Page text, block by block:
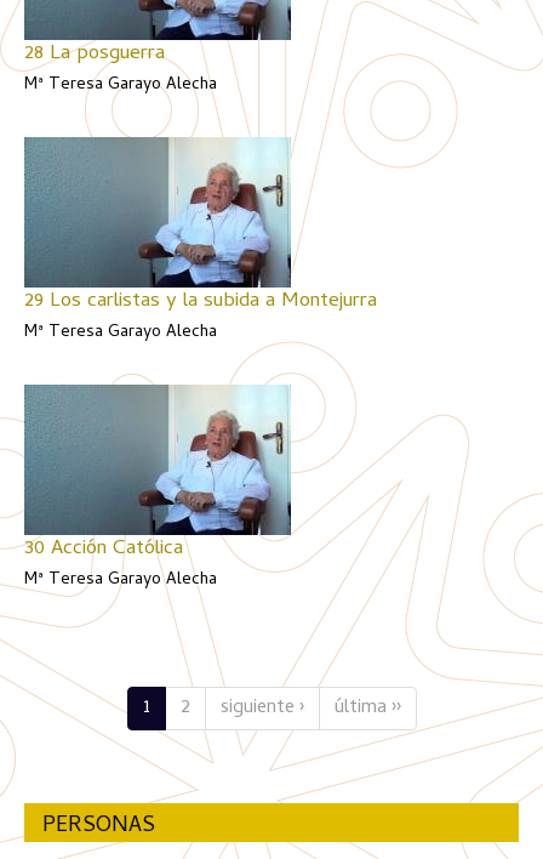
28 La posguerra
Mª Teresa Garayo Alecha
29 Los carlistas y la subida a Montejurra
Mª Teresa Garayo Alecha
30 Acción Católica
Mª Teresa Garayo Alecha
1 2 siguiente › última ››
PERSONAS